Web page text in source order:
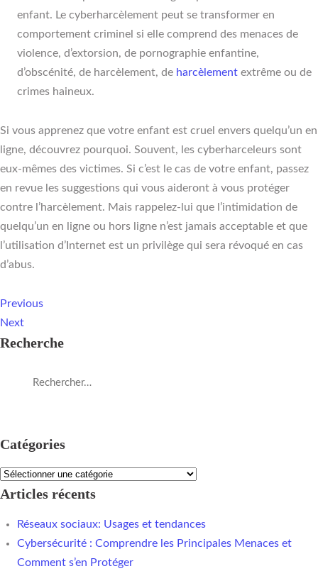
enfant. Le cyberharcèlement peut se transformer en
comportement criminel si elle comprend des menaces de
violence, d’extorsion, de pornographie enfantine,
d’obscénité, de harcèlement, de harcèlement extrême ou de
crimes haineux.
Si vous apprenez que votre enfant est cruel envers quelqu’un en
ligne, découvrez pourquoi. Souvent, les cyberharceleurs sont
eux-mêmes des victimes. Si c’est le cas de votre enfant, passez
en revue les suggestions qui vous aideront à vous protéger
contre l’harcèlement. Mais rappelez-lui que l’intimidation de
quelqu’un en ligne ou hors ligne n’est jamais acceptable et que
l’utilisation d’Internet est un privilège qui sera révoqué en cas
d’abus.
Previous
Next
Recherche
Catégories
Articles récents
Réseaux sociaux: Usages et tendances
Cybersécurité : Comprendre les Principales Menaces et
Comment s’en Protéger